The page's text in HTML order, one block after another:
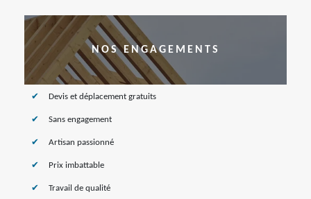
NOS ENGAGEMENTS
Devis et déplacement gratuits
Sans engagement
Artisan passionné
Prix imbattable
Travail de qualité